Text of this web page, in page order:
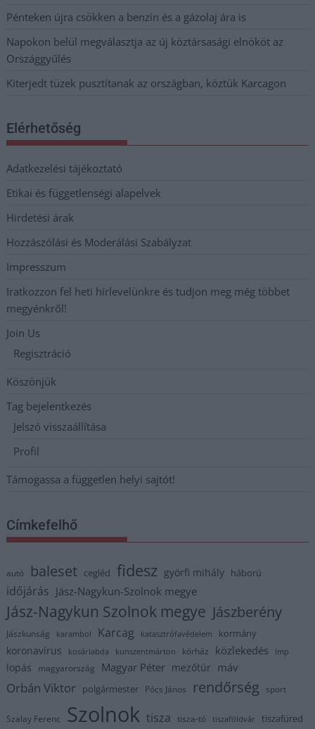
Pénteken újra csökken a benzin és a gázolaj ára is
Napokon belül megválasztja az új köztársasági elnököt az
Országgyűlés
Kiterjedt tüzek pusztítanak az országban, köztük Karcagon
Elérhetőség
Adatkezelési tájékoztató
Etikai és függetlenségi alapelvek
Hirdetési árak
Hozzászólási és Moderálási Szabályzat
Impresszum
Iratkozzon fel heti hírlevelünkre és tudjon meg még többet
megyénkről!
Join Us
Regisztráció
Köszönjük
Tag bejelentkezés
Jelszó visszaállítása
Profil
Támogassa a független helyi sajtót!
Címkefelhő
autó baleset cegléd fidesz györfi mihály háború
időjárás Jász-Nagykun-Szolnok megye
Jász-Nagykun Szolnok megye Jászberény
Jászkunság karambol Karcag katasztrófavédelem kormány
koronavírus kosárlabda kunszentmárton kórház közlekedés lmp
lopás magyarország Magyar Péter mezőtúr máv
Orbán Viktor polgármester Pócs János rendőrség sport
Szalay Ferenc Szolnok tisza tisza-tó tiszaföldvár tiszafüred